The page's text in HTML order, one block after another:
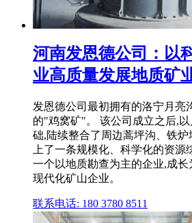
河南发恩德公司：以
业高质量发展地质矿
发恩德公司最初拥有的洛宁月亮
的"鸡窝矿"。 该公司成立之后,
础,陆续整合了周边蒿坪沟、铁
上了一条规模化、科学化的资源
一个以地质勘查为主的企业,成
现代化矿山企业。
联系电话: 180 3780 8511